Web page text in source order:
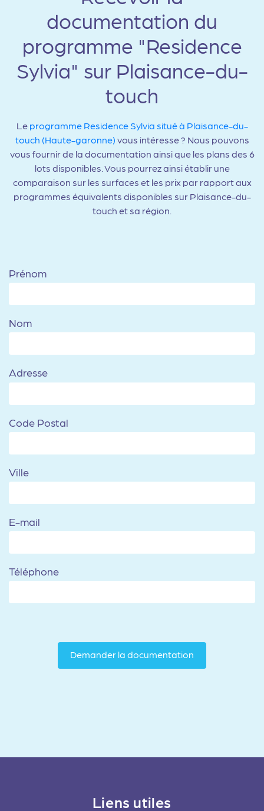
documentation du
programme "Residence
Sylvia" sur Plaisance-du-
touch
Le programme Residence Sylvia situé à Plaisance-du-
touch (Haute-garonne) vous intéresse ? Nous pouvons
vous fournir de la documentation ainsi que les plans des 6
lots disponibles. Vous pourrez ainsi établir une
comparaison sur les surfaces et les prix par rapport aux
programmes équivalents disponibles sur Plaisance-du-
touch et sa région.
Prénom
Nom
Adresse
Code Postal
Ville
E-mail
Téléphone
Demander la documentation
Liens utiles